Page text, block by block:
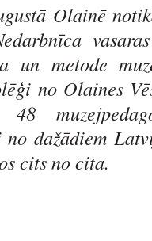
Olainē
metode
no Olaines
dažādiem
cits no cita.